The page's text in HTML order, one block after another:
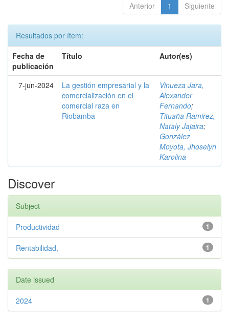
Anterior 1 Siguiente
Resultados por ítem:
Fecha de
publicación
Título Autor(es)
7-jun-2024
La gestión empresarial y la
comercialización en el
comercial raza en
Riobamba
Vinueza Jara,
Alexander
Fernando;
Tituaña Ramirez,
Nataly Jajaira;
González
Moyota, Jhoselyn
Karolina
Discover
Subject
1
Productividad
1
Rentabilidad,
Date issued
1
2024